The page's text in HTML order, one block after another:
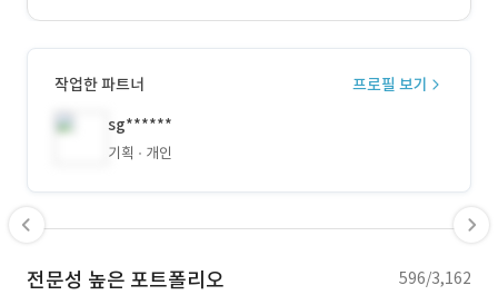
작업한 파트너
프로필 보기
sg******
기획 개인
전문성 높은 포트폴리오 596/3,162